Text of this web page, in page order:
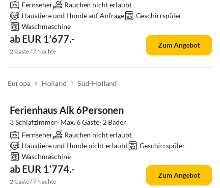
Fernseher
Rauchen nicht erlaubt
Haustiere und Hunde auf Anfrage
Geschirrspüler
Waschmaschine
ab EUR 1’677.-
2 Gäste / 7 Nächte
Zum Angebot
Europa Holland Süd-Holland
Ferienhaus Alk 6Personen
3 Schlafzimmer· Max. 6 Gäste· 2 Bäder
Fernseher
Rauchen nicht erlaubt
Haustiere und Hunde nicht erlaubt
Geschirrspüler
Waschmaschine
ab EUR 1’774.-
2 Gäste / 7 Nächte
Zum Angebot